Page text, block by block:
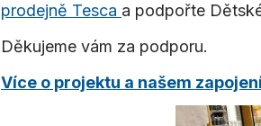
prodejně Tesca a podpořte
Děkujeme vám za podporu.
Více o projektu a našem